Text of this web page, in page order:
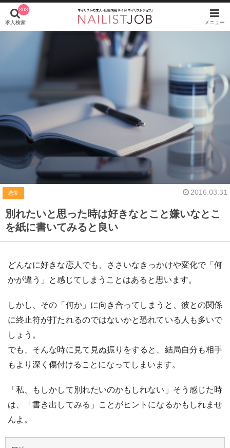
308
求人検索 メニュー
恋愛 2016.03.31
別れたいと思った時は好きなとこと嫌いなとこ
を紙に書いてみると良い
どんなに好きな恋人でも、ささいなきっかけや変化で「何
かが違う」と感じてしまうことはあると思います。
しかし、その「何か」に向き合ってしまうと、彼との関係
に終止符が打たれるのではないかと恐れている人も多いで
しょう。
でも、そんな時に見て見ぬ振りをすると、結局自分も相手
もより深く傷付けることになってしまいます。
「私、もしかして別れたいのかもしれない」そう感じた時
は、「書き出してみる」ことがヒントになるかもしれませ
んよ。